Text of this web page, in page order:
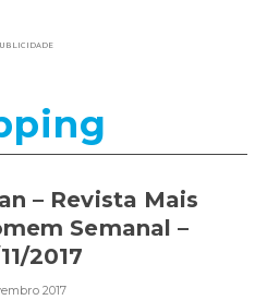
– Revista Mais
Semanal –
2017
2017